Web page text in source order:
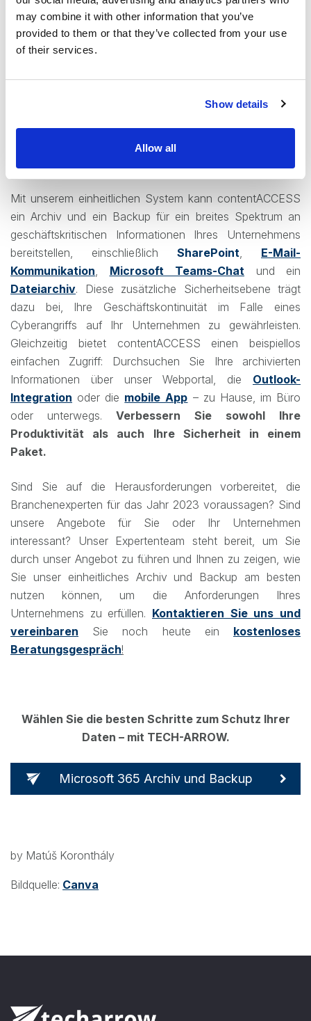
may combine it with other information that you’ve
provided to them or that they’ve collected from your use
of their services.
Show details
Allow all
Schützen Sie Ihre Unternehmensdaten mit
contentACCESS
Die Cybersicherheit erfordert, dass Ihr Unternehmen auf
, sollte ein Teil jedes
Disaster-Recovery-Plans eine Archivierungs- und
Backup-Lösung sein. Hier hat contentACCESS für Sie
gesorgt.
Mit unserem einheitlichen System kann contentACCESS
ein Archiv und ein Backup für ein breites Spektrum an
geschäftskritischen Informationen Ihres Unternehmens
bereitstellen, einschließlich SharePoint
E-Mail-
Kommunikation
Microsoft Teams-Chat und ein
Dateiarchiv. Diese zusätzliche Sicherheitsebene trägt
dazu bei, Ihre Geschäftskontinuität im Falle eines
Cyberangriffs auf Ihr Unternehmen zu gewährleisten.
Gleichzeitig bietet contentACCESS einen beispiellos
einfachen Zugriff: Durchsuchen Sie Ihre archivierten
Informationen über unser Webportal, die Outlook-
Integration oder die mobile App – zu Hause, im Büro
oder unterwegs. Verbessern Sie sowohl Ihre
Produktivität als auch Ihre Sicherheit in einem
Paket.
Sind Sie auf die Herausforderungen vorbereitet, die
Branchenexperten für das Jahr 2023 voraussagen? Sind
unsere Angebote für Sie oder Ihr Unternehmen
interessant? Unser Expertenteam steht bereit, um Sie
durch unser Angebot zu führen und Ihnen zu zeigen, wie
Sie unser einheitliches Archiv und Backup am besten
nutzen können, um die Anforderungen Ihres
Unternehmens zu erfüllen. Kontaktieren Sie uns und
vereinbaren Sie noch heute ein kostenloses
Beratungsgespräch!
Wählen Sie die besten Schritte zum Schutz Ihrer
Daten – mit TECH-ARROW.
Microsoft 365 Archiv und Backup
by Matúš Koronthály
Bildquelle: Canva